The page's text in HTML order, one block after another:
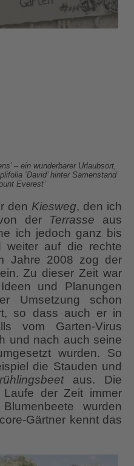
– ein wunderbarer Urlaubsort,
‘David’ hinter Samenstand
Everest’
den Kiesweg, den ich
der Terrasse aus
ich jedoch ganz bis
weiter auf die rechte
Jahre 2008 zog der
Zu dieser Zeit war
Ideen und Planungen
Umsetzung schon
so dass auch er in
vom Garten-Virus
und nach auch seine
wurden. So
die Stauden und
aus. Die
der Zeit immer
wurden
Gärtner kennt das